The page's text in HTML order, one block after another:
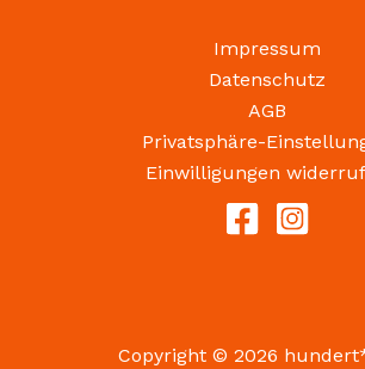
Impressum
Datenschutz
AGB
Privatsphäre-
Einwilligungen
Copyright © 2026